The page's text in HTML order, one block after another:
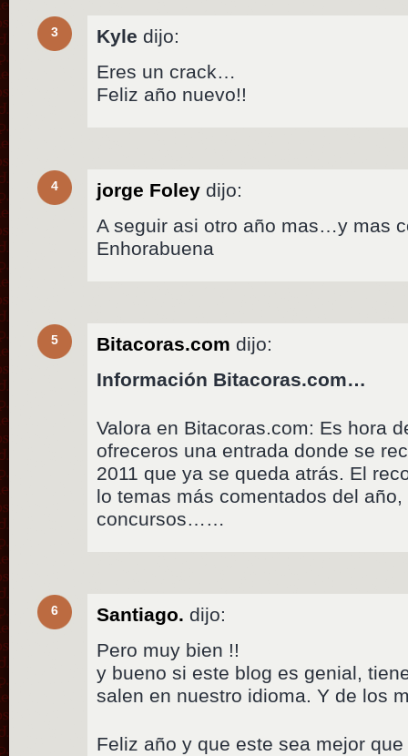
3 Kyle dijo:
Eres un crack…
Feliz año nuevo!!
4 jorge Foley dijo:
A seguir asi otro año mas…y mas
Enhorabuena
5 Bitacoras.com dijo:
Información Bitacoras.com…
Valora en Bitacoras.com: Es hora
ofreceros una entrada donde se
2011 que ya se queda atrás. El
lo temas más comentados del
concursos……
6 Santiago. dijo:
Pero muy bien !!
y bueno si este blog es genial,
salen en nuestro idioma. Y de los
Feliz año y que este sea mejor que